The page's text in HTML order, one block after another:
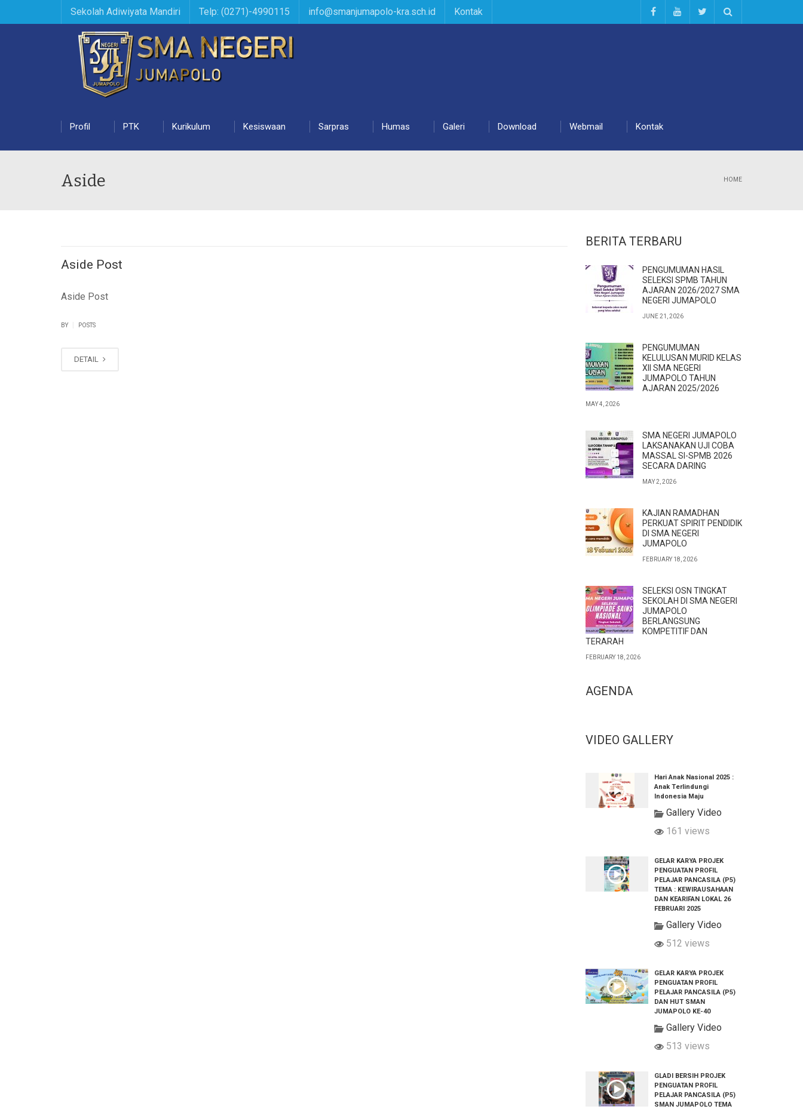
Sekolah Adiwiyata Mandiri Telp: (0271)-4990115 info@smanjumapolo-kra.sch.id Kontak
Profil PTK Kurikulum Kesiswaan Sarpras Humas Galeri Download Webmail Kontak
Aside HOME
Aside Post
Aside Post
BY POSTS
DETAIL
BERITA TERBARU
PENGUMUMAN HASIL
SELEKSI SPMB TAHUN
AJARAN 2026/2027 SMA
NEGERI JUMAPOLO
JUNE 21, 2026
PENGUMUMAN
KELULUSAN MURID KELAS
XII SMA NEGERI
JUMAPOLO TAHUN
AJARAN 2025/2026
MAY 4, 2026
SMA NEGERI JUMAPOLO
LAKSANAKAN UJI COBA
MASSAL SI-SPMB 2026
SECARA DARING
MAY 2, 2026
KAJIAN RAMADHAN
PERKUAT SPIRIT PENDIDIK
DI SMA NEGERI
JUMAPOLO
FEBRUARY 18, 2026
SELEKSI OSN TINGKAT
SEKOLAH DI SMA NEGERI
JUMAPOLO
BERLANGSUNG
KOMPETITIF DAN
TERARAH
FEBRUARY 18, 2026
AGENDA
VIDEO GALLERY
Hari Anak Nasional 2025 :
Anak Terlindungi
Indonesia Maju
Gallery Video
161 views
GELAR KARYA PROJEK
PENGUATAN PROFIL
PELAJAR PANCASILA (P5)
TEMA : KEWIRAUSAHAAN
DAN KEARIFAN LOKAL 26
FEBRUARI 2025
Gallery Video
512 views
GELAR KARYA PROJEK
PENGUATAN PROFIL
PELAJAR PANCASILA (P5)
DAN HUT SMAN
JUMAPOLO KE-40
Gallery Video
513 views
GLADI BERSIH PROJEK
PENGUATAN PROFIL
PELAJAR PANCASILA (P5)
SMAN JUMAPOLO TEMA